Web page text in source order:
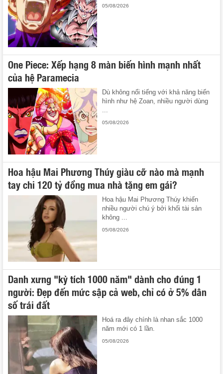
05/08/2026
One Piece: Xếp hạng 8 màn biến hình mạnh nhất
của hệ Paramecia
Dù không nổi tiếng với khả năng biến
hình như hệ Zoan, nhiều người dùng
05/08/2026
Hoa hậu Mai Phương Thúy giàu cỡ nào mà mạnh
tay chi 120 tỷ đồng mua nhà tặng em gái?
Hoa hậu Mai Phương Thúy khiến
nhiều người chú ý bởi khối tài sản
không ...
05/08/2026
Danh xưng "kỳ tích 1000 năm" dành cho đúng 1
người: Đẹp đến mức sập cả web, chỉ có ở 5% dân
số trái đất
Hoá ra đây chính là nhan sắc 1000
năm mới có 1 lần.
05/08/2026